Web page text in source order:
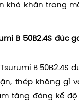
khó khăn trong
B 50B2.4S đúc
B 50B2.4S
thép không gỉ
tăng đáng kể